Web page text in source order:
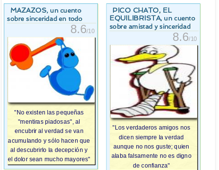
MAZAZOS, un cuento
sobre sinceridad en todo
8.6/10
"No existen las pequeñas
"mentiras piadosas", al
encubrir al verdad se van
acumulando y sólo hacen que
al descubrirlo la decepción y
el dolor sean mucho mayores"
PICO CHATO, EL
EQUILIBRISTA, un cuento
sobre amistad y sinceridad
8.6/10
"Los verdaderos amigos nos
dicen siempre la verdad
aunque no nos guste; quien
alaba falsamente no es digno
de confianza"